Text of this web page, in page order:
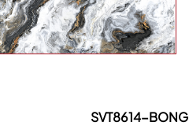
SVT8614-BONG